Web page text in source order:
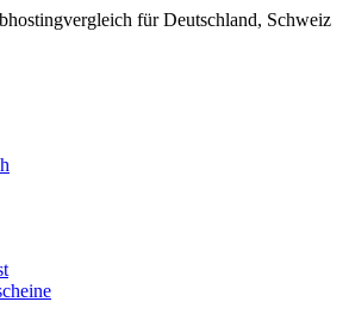
für Deutschland, Schweiz